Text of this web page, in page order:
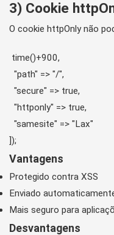
3) Cookie
O cookie httpOnly não
time()+900,
  "path" => "/",
  "secure" => true,
  "httponly" => true,
  "samesite" => "Lax"
Vantagens
Protegido contra XSS
Enviado
Mais seguro para
Desvantagens